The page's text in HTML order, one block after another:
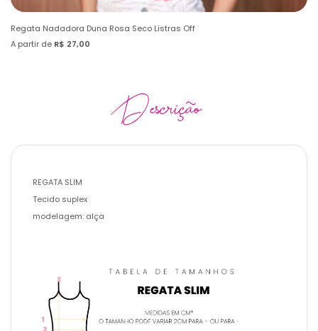
Regata Nadadora Duna Rosa Seco Listras Off
A partir de R$ 27,00
Descrição
REGATA SLIM
Tecido suplex
modelagem: alça